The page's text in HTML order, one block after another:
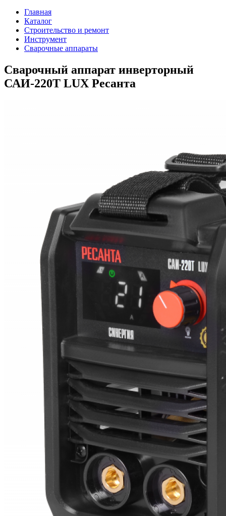
Главная
Каталог
Строительство и ремонт
Инструмент
Сварочные аппараты
Сварочный аппарат инверторный
САИ-220Т LUX Ресанта